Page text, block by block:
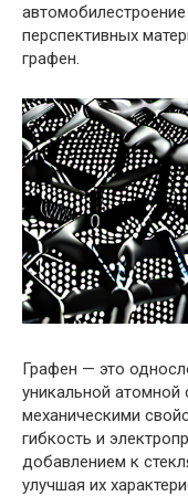
перспективных
графен.
Графен — это
уникальной
механическими
гибкость и
добавлением к
улучшая их